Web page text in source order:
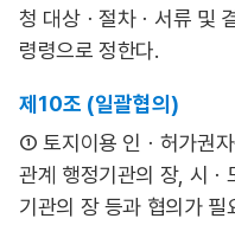
청 대상ㆍ절차ㆍ서류 및
령령으로 정한다.
제10조 (일괄협의)
① 토지이용 인ㆍ허가권
관계 행정기관의 장, 시
기관의 장 등과 협의가